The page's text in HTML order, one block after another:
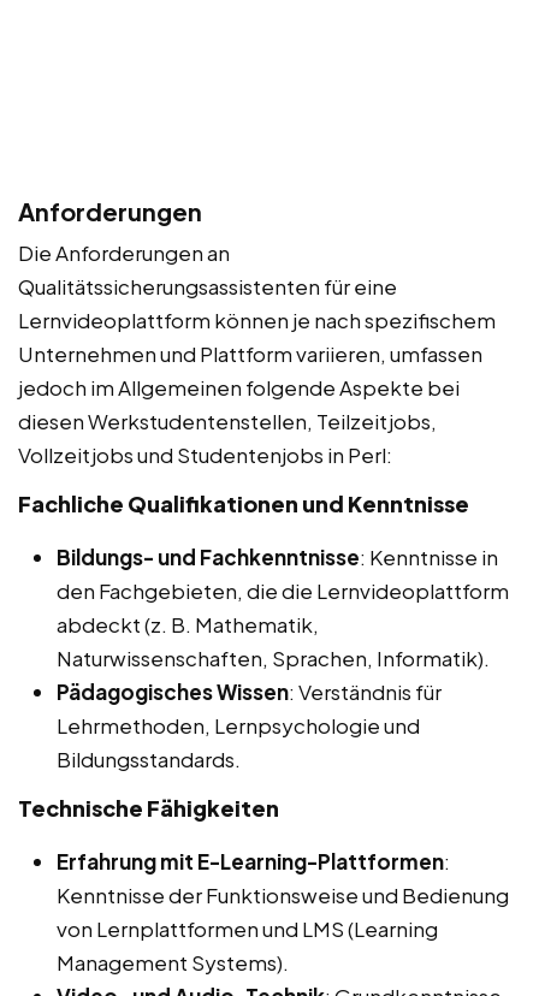
Anforderungen
Die Anforderungen an
Qualitätssicherungsassistenten für eine
Lernvideoplattform können je nach spezifischem
Unternehmen und Plattform variieren, umfassen
jedoch im Allgemeinen folgende Aspekte bei
diesen Werkstudentenstellen, Teilzeitjobs,
Vollzeitjobs und Studentenjobs in Perl:
Fachliche Qualifikationen und Kenntnisse
Bildungs- und Fachkenntnisse: Kenntnisse in
den Fachgebieten, die die Lernvideoplattform
abdeckt (z. B. Mathematik,
Naturwissenschaften, Sprachen, Informatik).
Pädagogisches Wissen: Verständnis für
Lehrmethoden, Lernpsychologie und
Bildungsstandards.
Technische Fähigkeiten
Erfahrung mit E-Learning-Plattformen:
Kenntnisse der Funktionsweise und Bedienung
von Lernplattformen und LMS (Learning
Management Systems).